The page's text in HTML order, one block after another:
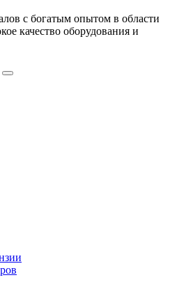
с богатым опытом в области
качество оборудования и